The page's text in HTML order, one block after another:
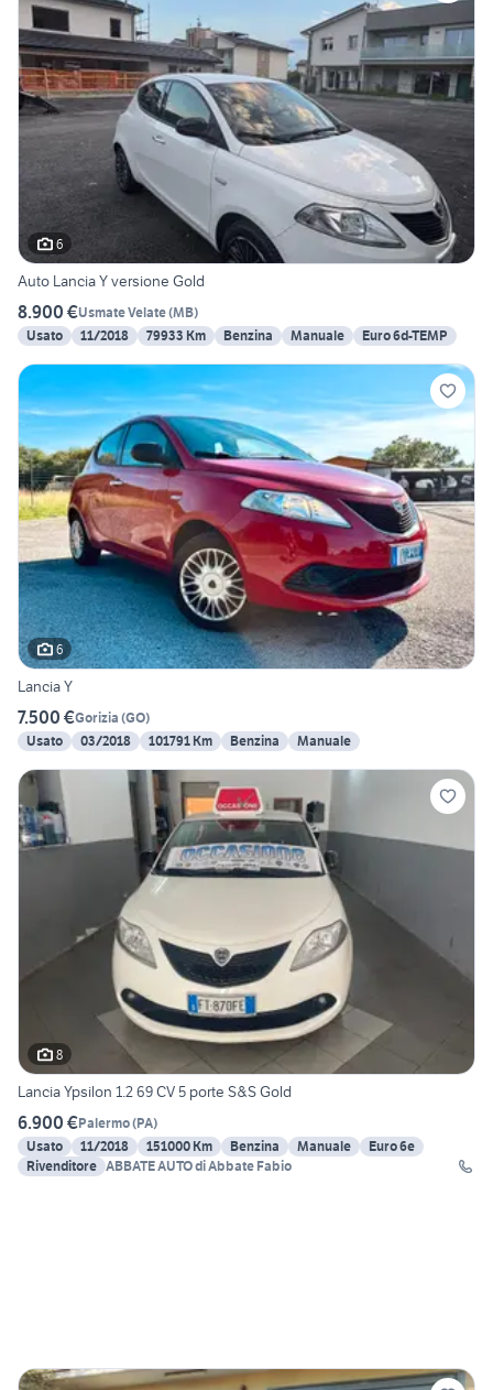
6
Auto Lancia Y versione Gold
8.900 €Usmate Velate(MB)
Usato
11/2018 79933 Km Benzina Manuale Euro 6d-TEMP
6
Lancia Y
7.500 €Gorizia (GO)
Usato
03/2018 101791 Km Benzina Manuale
8
Lancia Ypsilon 1.2 69 CV 5 porte S&S Gold
6.900 €Palermo(PA)
Usato
11/2018 151000 Km Benzina Manuale
Euro 6e
Rivenditore ABBATE AUTO di Abbate Fabio